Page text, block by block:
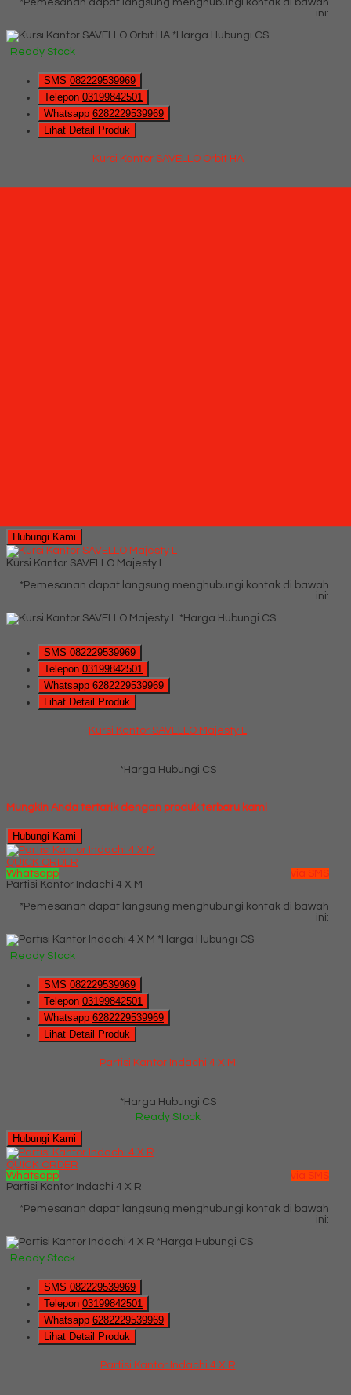
*Pemesanan dapat langsung menghubungi kontak di bawah
ini:
*Harga Hubungi CS
Ready Stock
SMS 082229539969
Telepon 03199842501
Whatsapp 6282229539969
Lihat Detail Produk
Kursi Kantor SAVELLO Orbit HA
Hubungi Kami
Kursi Kantor SAVELLO Majesty L
*Pemesanan dapat langsung menghubungi kontak di bawah
ini:
*Harga Hubungi CS
SMS 082229539969
Telepon 03199842501
Whatsapp 6282229539969
Lihat Detail Produk
Kursi Kantor SAVELLO Majesty L
*Harga Hubungi CS
Mungkin Anda tertarik dengan produk terbaru kami
Hubungi Kami
QUICK ORDER
Whatsapp
via SMS
Partisi Kantor Indachi 4 X M
*Pemesanan dapat langsung menghubungi kontak di bawah
ini:
*Harga Hubungi CS
Ready Stock
SMS 082229539969
Telepon 03199842501
Whatsapp 6282229539969
Lihat Detail Produk
Partisi Kantor Indachi 4 X M
*Harga Hubungi CS
Ready Stock
Hubungi Kami
QUICK ORDER
Whatsapp
via SMS
Partisi Kantor Indachi 4 X R
*Pemesanan dapat langsung menghubungi kontak di bawah
ini:
*Harga Hubungi CS
Ready Stock
SMS 082229539969
Telepon 03199842501
Whatsapp 6282229539969
Lihat Detail Produk
Partisi Kantor Indachi 4 X R